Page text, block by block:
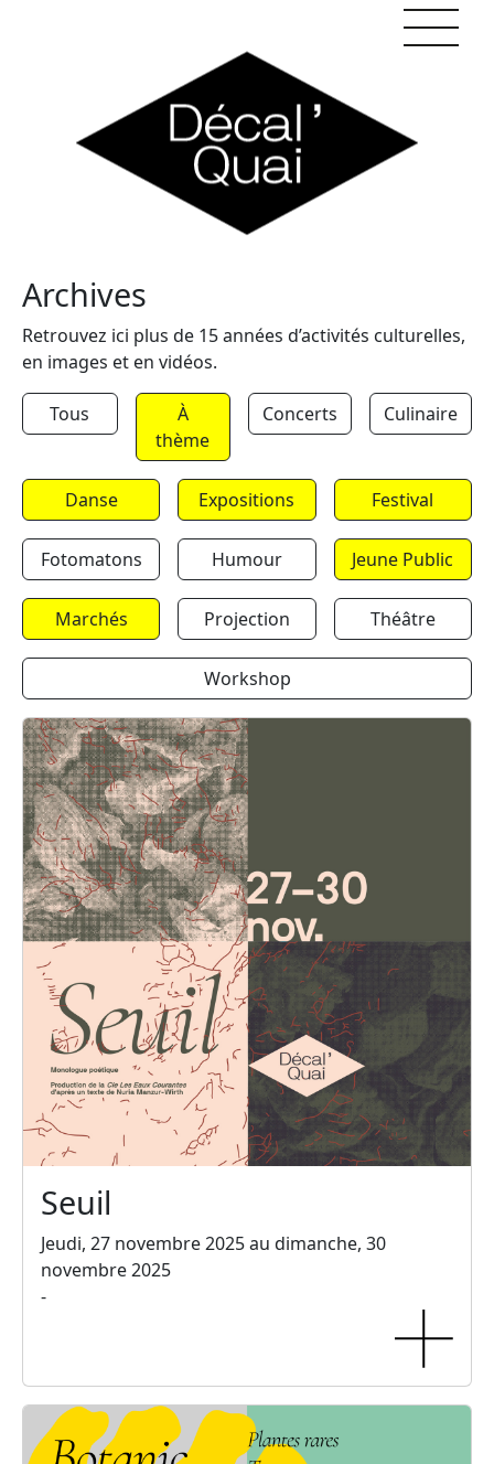
Archives
Retrouvez ici plus de 15 années d’activités culturelles,
en images et en vidéos.
Tous
À
thème
Concerts Culinaire
Danse Expositions Festival
Fotomatons Humour Jeune Public
Marchés Projection Théâtre
Workshop
Seuil
Jeudi, 27 novembre 2025 au dimanche, 30
novembre 2025
-